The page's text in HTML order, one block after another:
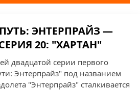
ЭНТЕРПРАЙЗ —
20: "ХАРТАН"
двадцатой серии первого
Энтерпрайз" под названием
"Энтерпрайз" сталкивается